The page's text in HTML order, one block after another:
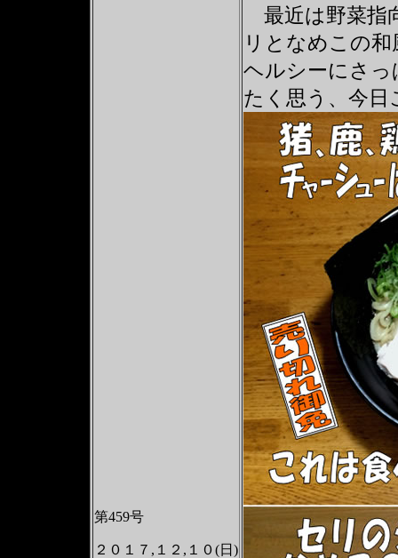
第459号
２０１７,１２,１０(日)
最近は野菜指
リとなめこの
ヘルシーにさっ
たく思う、今日